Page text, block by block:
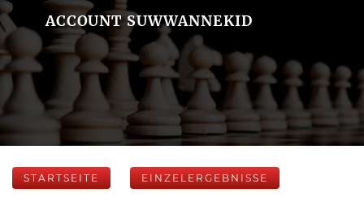
ACCOUNT SUWWANNEKID
STARTSEITE EINZELERGEBNISSE